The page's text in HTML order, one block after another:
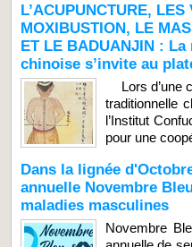
L’ACUPUNCTURE,
MOXIBUSTION, LE
ET LE BADUANJIN :
chinoise s’invite au
Lors d’une
traditionnelle
l’Institut
pour une
Dans la lignée
annuelle Novembre
maladies masculines
Novembre